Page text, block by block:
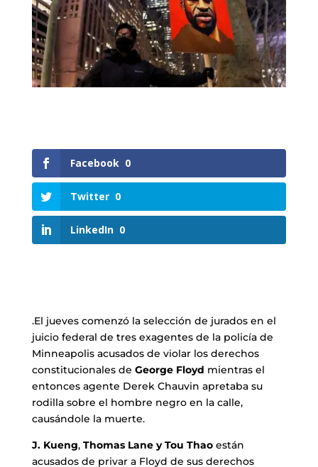
Facebook 0
Twitter 0
LinkedIn 0
.El jueves comenzó la selección de jurados en el
juicio federal de tres exagentes de la policía de
Minneapolis acusados de violar los derechos
constitucionales de George Floyd mientras el
entonces agente Derek Chauvin apretaba su
rodilla sobre el hombre negro en la calle,
causándole la muerte.
J. Kueng, Thomas Lane y Tou Thao están
acusados de privar a Floyd de sus derechos